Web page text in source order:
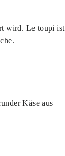
wird. Le toupi ist
Käse aus